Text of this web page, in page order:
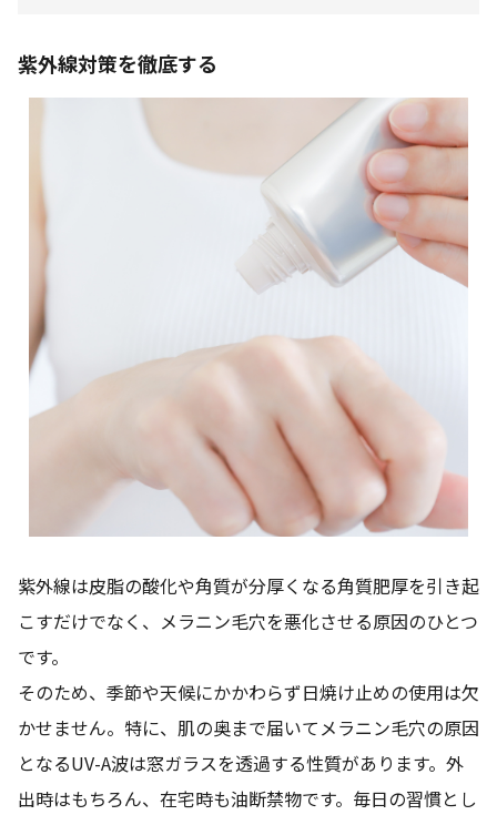
紫外線対策を徹底する
紫外線は皮脂の酸化や角質が分厚くなる角質肥厚を引き起
こすだけでなく、メラニン毛穴を悪化させる原因のひとつ
です。
そのため、季節や天候にかかわらず日焼け止めの使用は欠
かせません。特に、肌の奥まで届いてメラニン毛穴の原因
となるUV-A波は窓ガラスを透過する性質があります。外
出時はもちろん、在宅時も油断禁物です。毎日の習慣とし